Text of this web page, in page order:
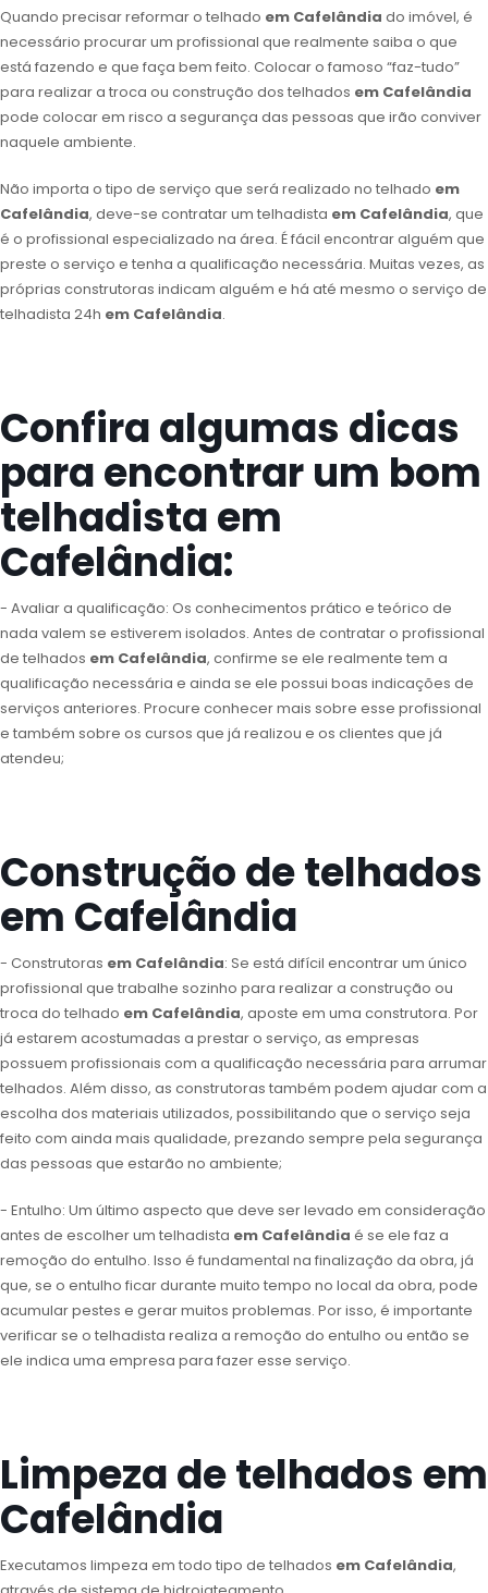
Quando precisar reformar o telhado em Cafelândia do imóvel, é
necessário procurar um profissional que realmente saiba o que
está fazendo e que faça bem feito. Colocar o famoso “faz-tudo”
para realizar a troca ou construção dos telhados em Cafelândia
pode colocar em risco a segurança das pessoas que irão conviver
naquele ambiente.
Não importa o tipo de serviço que será realizado no telhado em
Cafelândia, deve-se contratar um telhadista em Cafelândia, que
é o profissional especializado na área. É fácil encontrar alguém que
preste o serviço e tenha a qualificação necessária. Muitas vezes, as
próprias construtoras indicam alguém e há até mesmo o serviço de
telhadista 24h em Cafelândia.
Confira algumas dicas
para encontrar um bom
telhadista em
Cafelândia:
- Avaliar a qualificação: Os conhecimentos prático e teórico de
nada valem se estiverem isolados. Antes de contratar o profissional
de telhados em Cafelândia, confirme se ele realmente tem a
qualificação necessária e ainda se ele possui boas indicações de
serviços anteriores. Procure conhecer mais sobre esse profissional
e também sobre os cursos que já realizou e os clientes que já
atendeu;
Construção de telhados
em Cafelândia
- Construtoras em Cafelândia: Se está difícil encontrar um único
profissional que trabalhe sozinho para realizar a construção ou
troca do telhado em Cafelândia, aposte em uma construtora. Por
já estarem acostumadas a prestar o serviço, as empresas
possuem profissionais com a qualificação necessária para arrumar
telhados. Além disso, as construtoras também podem ajudar com a
escolha dos materiais utilizados, possibilitando que o serviço seja
feito com ainda mais qualidade, prezando sempre pela segurança
das pessoas que estarão no ambiente;
- Entulho: Um último aspecto que deve ser levado em consideração
antes de escolher um telhadista em Cafelândia é se ele faz a
remoção do entulho. Isso é fundamental na finalização da obra, já
que, se o entulho ficar durante muito tempo no local da obra, pode
acumular pestes e gerar muitos problemas. Por isso, é importante
verificar se o telhadista realiza a remoção do entulho ou então se
ele indica uma empresa para fazer esse serviço.
Limpeza de telhados em
Cafelândia
Executamos limpeza em todo tipo de telhados em Cafelândia,